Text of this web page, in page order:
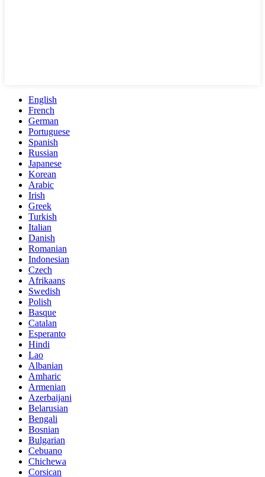
English
French
German
Portuguese
Spanish
Russian
Japanese
Korean
Arabic
Irish
Greek
Turkish
Italian
Danish
Romanian
Indonesian
Czech
Afrikaans
Swedish
Polish
Basque
Catalan
Esperanto
Hindi
Lao
Albanian
Amharic
Armenian
Azerbaijani
Belarusian
Bengali
Bosnian
Bulgarian
Cebuano
Chichewa
Corsican